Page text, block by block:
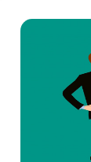
Кредит